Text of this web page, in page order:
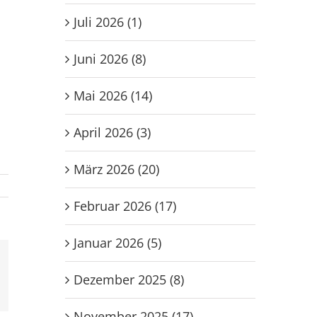
Juli 2026 (1)
Juni 2026 (8)
Mai 2026 (14)
April 2026 (3)
März 2026 (20)
Februar 2026 (17)
Januar 2026 (5)
Dezember 2025 (8)